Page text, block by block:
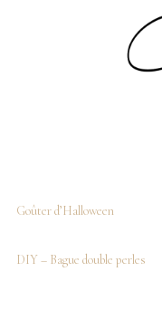
Goûter d’Halloween
DIY – Bague double perles